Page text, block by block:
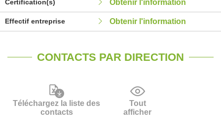
Certification(s) Obtenir l'information
Effectif entreprise Obtenir l'information
CONTACTS PAR DIRECTION
Téléchargez la liste des
contacts
Tout
afficher